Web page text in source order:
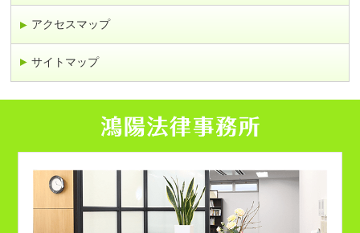
アクセスマップ
サイトマップ